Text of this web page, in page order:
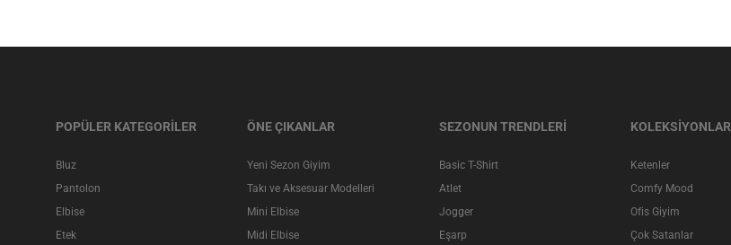
POPÜLER KATEGORİLER
Bluz
Pantolon
Elbise
Etek
ÖNE ÇIKANLAR
Yeni Sezon Giyim
Takı ve Aksesuar Modelleri
Mini Elbise
Midi Elbise
SEZONUN TRENDLERİ
Basic T-Shirt
Atlet
Jogger
Eşarp
KOLEKSİYONLAR
Ketenler
Comfy Mood
Ofis Giyim
Çok Satanlar